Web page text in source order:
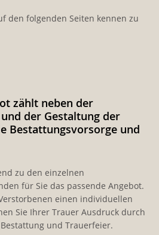
den folgenden Seiten kennen zu
zählt neben der
der Gestaltung der
Bestattungsvorsorge und
zu den einzelnen
für Sie das passende Angebot.
einen individuellen
Sie Ihrer Trauer Ausdruck durch
und Trauerfeier.